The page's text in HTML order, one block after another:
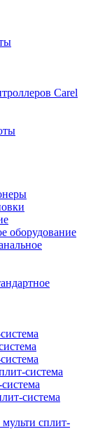
Carel
оборудование
система
система
сплит-